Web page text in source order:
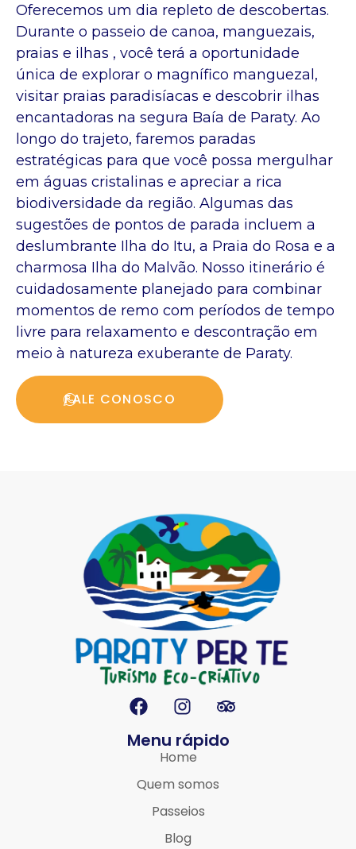
Oferecemos um dia repleto de descobertas.
Durante o passeio de canoa, manguezais,
praias e ilhas , você terá a oportunidade
única de explorar o magnífico manguezal,
visitar praias paradisíacas e descobrir ilhas
encantadoras na segura Baía de Paraty. Ao
longo do trajeto, faremos paradas
estratégicas para que você possa mergulhar
em águas cristalinas e apreciar a rica
biodiversidade da região. Algumas das
sugestões de pontos de parada incluem a
deslumbrante Ilha do Itu, a Praia do Rosa e a
charmosa Ilha do Malvão. Nosso itinerário é
cuidadosamente planejado para combinar
momentos de remo com períodos de tempo
livre para relaxamento e descontração em
meio à natureza exuberante de Paraty.
FALE CONOSCO
Menu rápido
Home
Quem somos
Passeios
Blog